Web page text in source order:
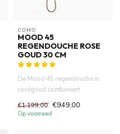
COMO
MOOD 45
REGENDOUCHE ROSE
GOUD 30 CM
De Mood 45 regendouche in
roségoud combineert
h...
€1.199,00 €949,00
Op voorraad